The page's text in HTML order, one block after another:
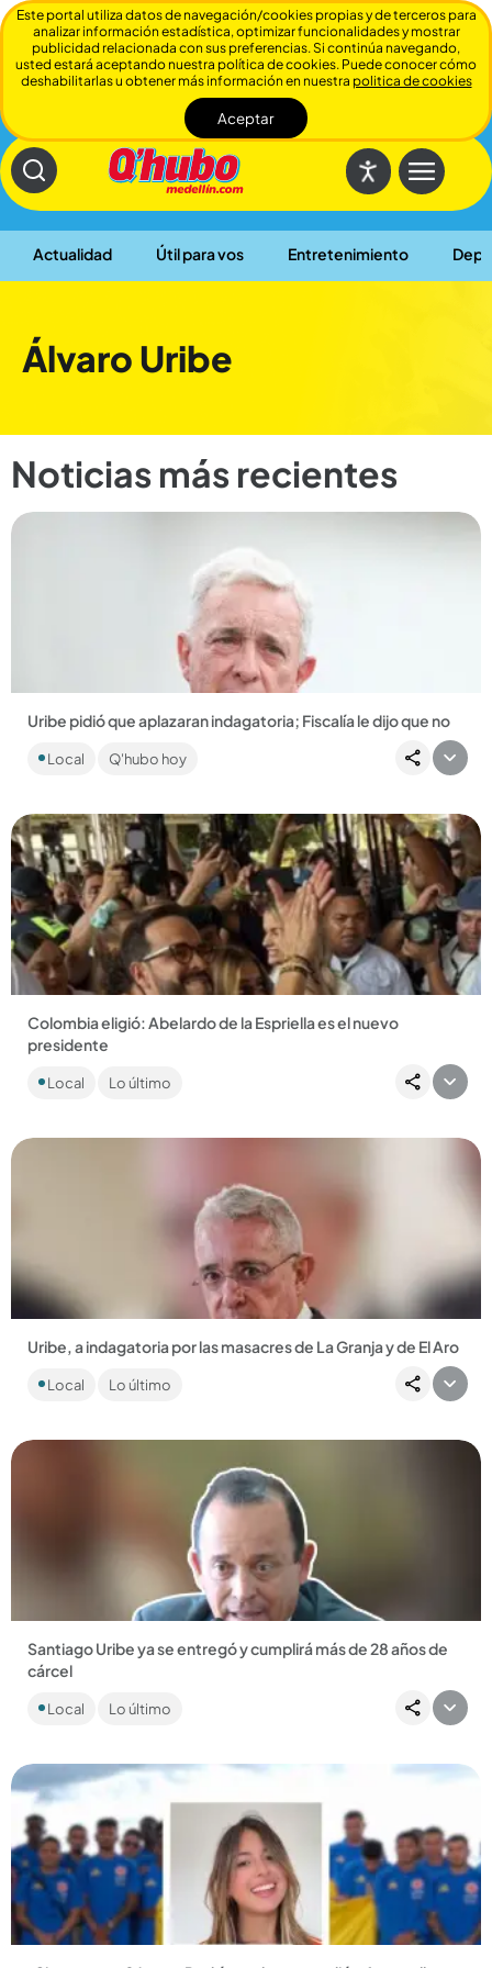
Actualidad Útil para vos Entretenimiento
Cerrar
Álvaro Uribe
Noticias más recientes
Uribe pidió que aplazaran indagatoria; Fiscalía le dijo que no
aseguró que el ente acusador ya considera que existen
Local Q'hubo hoy
Compartir Noticia
Colombia eligió: Abelardo de la Espriella es el nuevo
presidente
mínima, el abogado será el sucesor de Gustavo Petro a partir
Local Lo último
Compartir Noticia
Uribe, a indagatoria por las masacres de La Granja y de El Aro
explicaciones judiciales por el asesinato de Jesús María Valle y
Local Lo último
Compartir Noticia
Santiago Uribe ya se entregó y cumplirá más de 28 años de
cárcel
condenado por la creación y financiación del grupo
Local Lo último
Compartir Noticia
Este portal utiliza datos de navegación/cookies propias y de terceros para
analizar información estadística, optimizar funcionalidades y mostrar
publicidad relacionada con sus preferencias. Si continúa navegando,
usted estará aceptando nuestra política de cookies. Puede conocer cómo
deshabilitarlas u obtener más información en nuestra politica de cookies
Aceptar